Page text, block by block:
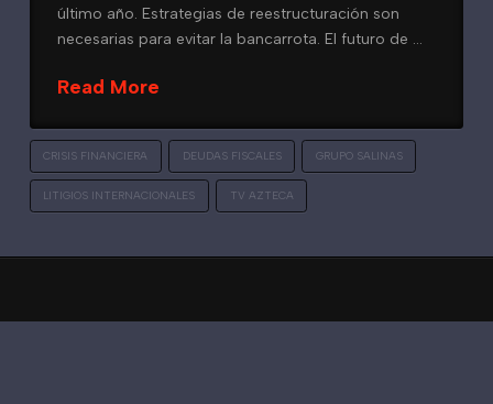
último año. Estrategias de reestructuración son
necesarias para evitar la bancarrota. El futuro de …
Read More
CRISIS FINANCIERA DEUDAS FISCALES GRUPO SALINAS
LITIGIOS INTERNACIONALES TV AZTECA